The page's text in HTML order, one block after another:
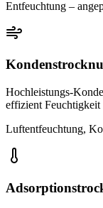
Entfeuchtung –
Hochleistungs-
effizient Feuchtigkeit
Luftentfeuchtung,